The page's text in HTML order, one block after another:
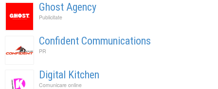
Ghost Agency
Publicitate
Confident Communications
PR
Digital Kitchen
Comunicare online